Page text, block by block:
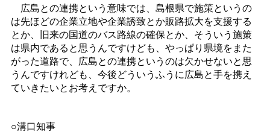
広島との連携という意味では、島根県で施策というの
は先ほどの企業立地や企業誘致とか販路拡大を支援する
とか、旧来の国道のバス路線の確保とか、そういう施策
は県内であると思うんですけども、やっぱり県境をまた
がった道路で、広島との連携というのは欠かせないと思
うんですけれども、今後どういうふうに広島と手を携え
ていきたいとお考えですか。
○溝口知事